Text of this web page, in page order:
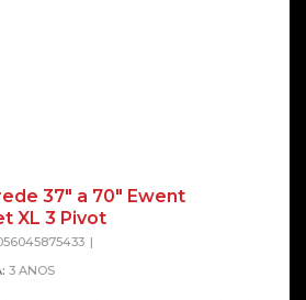
37″ a 70″ Ewent
XL 3 Pivot
3 ANOS